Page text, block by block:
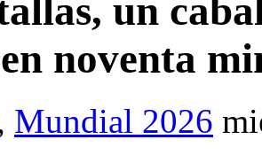
un
noventa
Mundial 2026